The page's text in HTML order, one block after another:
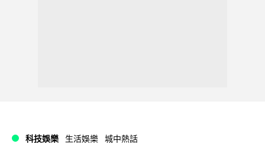
科技娛樂 生活娛樂 城中熱話